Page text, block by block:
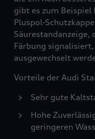
gibt es zum
Pluspol-
Säurestandanzeige,
Färbung
ausgewechselt
Vorteile der Audi
Sehr gute
Hohe
geringeren